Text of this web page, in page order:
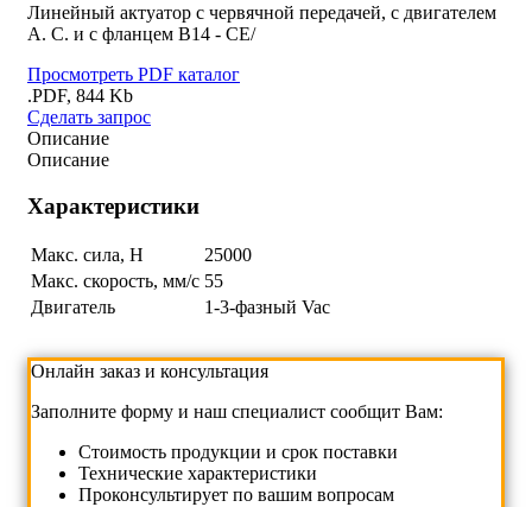
Линейный актуатор с червячной передачей, с двигателем
A. С. и с фланцем B14 - CE/
Просмотреть PDF каталог
.PDF, 844 Kb
Сделать запрос
Описание
Описание
Характеристики
Макс. сила, Н
25000
Макс. скорость, мм/с 55
Двигатель
1-3-фазный Vac
Онлайн заказ и консультация
Заполните форму и наш специалист сообщит Вам:
Cтоимость продукции и срок поставки
Технические характеристики
Проконсультирует по вашим вопросам